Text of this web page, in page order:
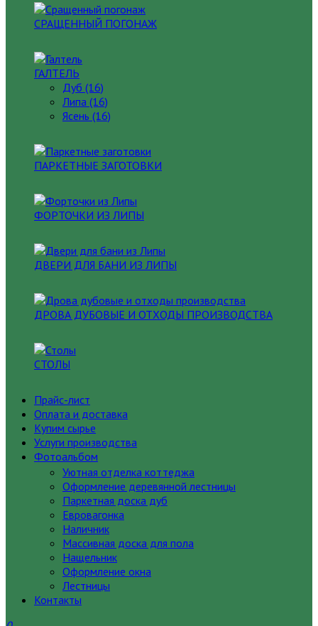
СРАЩЕННЫЙ ПОГОНАЖ
ГАЛТЕЛЬ
Дуб (16)
Липа (16)
Ясень (16)
ПАРКЕТНЫЕ ЗАГОТОВКИ
ФОРТОЧКИ ИЗ ЛИПЫ
ДВЕРИ ДЛЯ БАНИ ИЗ ЛИПЫ
ДРОВА ДУБОВЫЕ И ОТХОДЫ ПРОИЗВОДСТВА
СТОЛЫ
Прайс-лист
Оплата и доставка
Купим сырье
Услуги производства
Фотоальбом
Уютная отделка коттеджа
Оформление деревянной лестницы
Паркетная доска дуб
Евровагонка
Наличник
Массивная доска для пола
Нащельник
Оформление окна
Лестницы
Контакты